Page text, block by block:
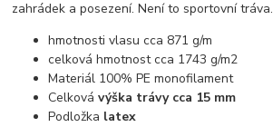
zahrádek a posezení. Není to sportovní tráva.
hmotnosti vlasu cca 871 g/m
celková hmotnost cca 1743 g/m2
Materiál 100% PE monofilament
Celkovávýška trávy cca 15 mm
Podložka latex